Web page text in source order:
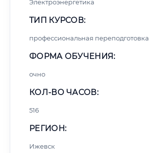
Электроэнергетика
ТИП КУРСОВ:
профессиональная переподготовка
ФОРМА ОБУЧЕНИЯ:
очно
КОЛ-ВО ЧАСОВ:
516
РЕГИОН:
Ижевск